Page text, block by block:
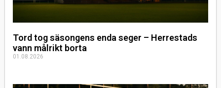
Tord tog säsongens enda seger – Herrestads
vann målrikt borta
01.08.2026